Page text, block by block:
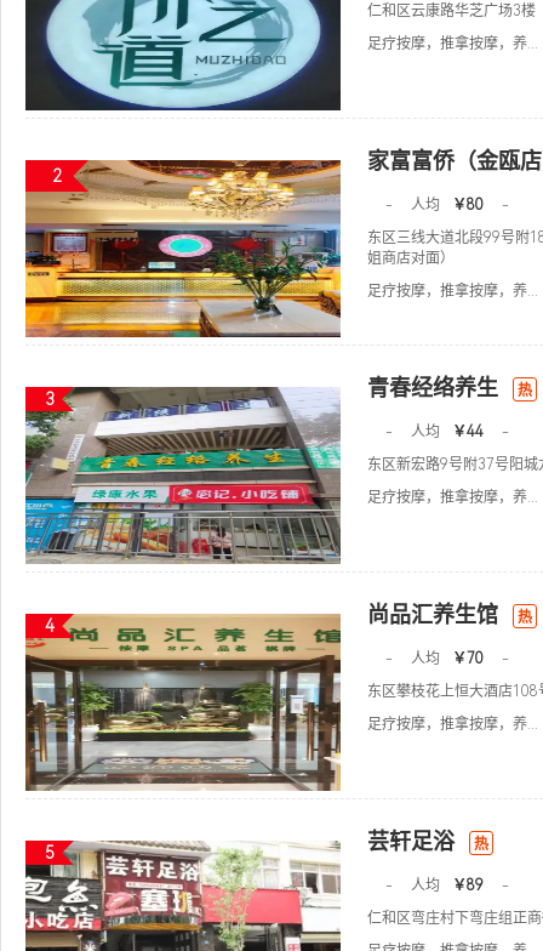
仁和区云康路华芝广场3楼
足疗按摩，推拿按摩，养...
2
家富富侨（金瓯
- 人均 ￥80
-
东区三线大道北段99号附
姐商店对面）
足疗按摩，推拿按摩，养...
3 青春经络养生 热
- 人均 ￥44
-
东区新宏路9号附37号阳
足疗按摩，推拿按摩，养...
4 尚品汇养生馆 热
- 人均 ￥70
-
东区攀枝花上恒大酒店108
足疗按摩，推拿按摩，养...
5 芸轩足浴 热
- 人均 ￥89
-
仁和区弯庄村下弯庄组正